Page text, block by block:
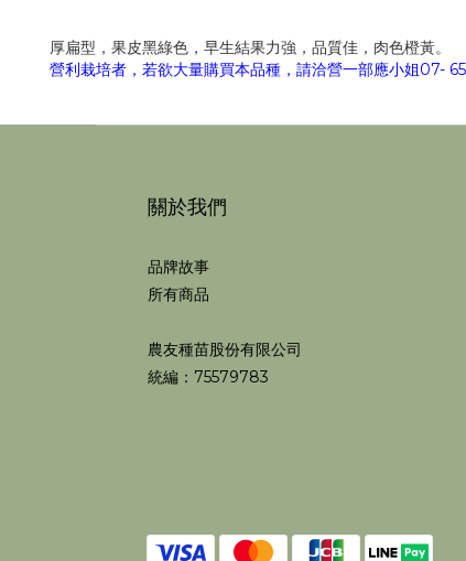
厚扁型，果皮黑綠色，早生結果力強，品質佳，肉色橙黃。
營利栽培者，若欲大量購買本品種，請洽營一部應小姐07-
關於我們
品牌故事
所有商品
農友種苗股份有限公司
統編：75579783